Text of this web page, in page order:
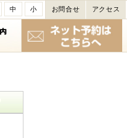
中 小 お問合せ アクセス